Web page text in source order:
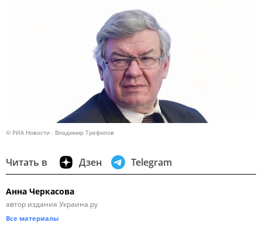
© РИА Новости . Владимир Трефилов
Читать в Дзен Telegram
Анна Черкасова
автор издания Украина.ру
Все материалы